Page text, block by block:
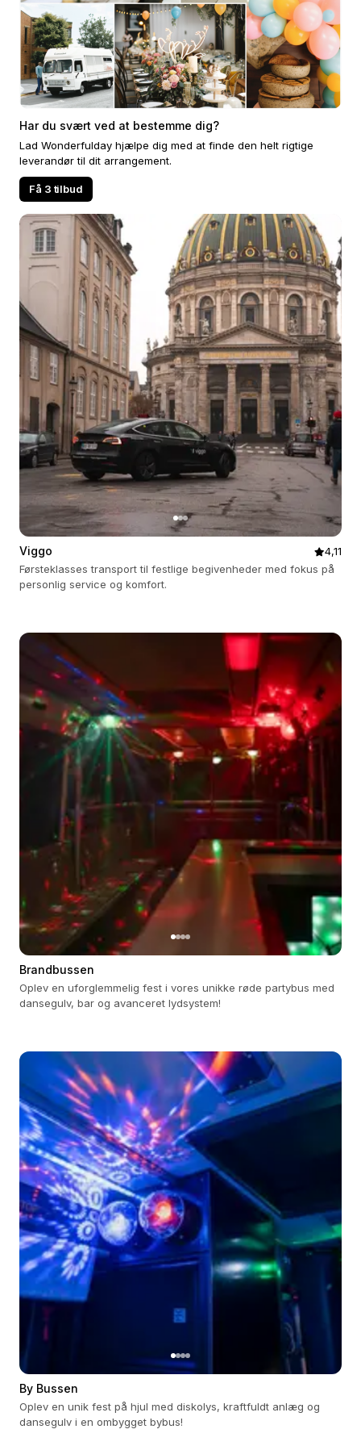
Har du svært ved at bestemme dig?
Lad Wonderfulday hjælpe dig med at finde den helt rigtige
leverandør til dit arrangement.
Få 3 tilbud
Viggo
4,11
Førsteklasses transport til festlige begivenheder med fokus på
personlig service og komfort.
Brandbussen
Oplev en uforglemmelig fest i vores unikke røde partybus med
dansegulv, bar og avanceret lydsystem!
By Bussen
Oplev en unik fest på hjul med diskolys, kraftfuldt anlæg og
dansegulv i en ombygget bybus!